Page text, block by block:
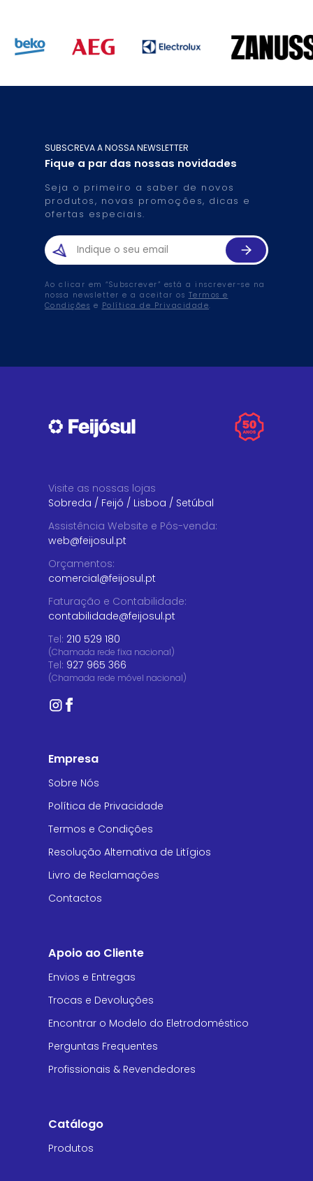
SUBSCREVA A NOSSA NEWSLETTER
Fique a par das nossas novidades
Seja o primeiro a saber de novos
produtos, novas promoções, dicas e
ofertas especiais.
Ao clicar em “Subscrever” está a inscrever-se na
nossa newsletter e a aceitar os Termos e
Condições e Política de Privacidade.
Visite as nossas lojas
Sobreda / Feijó / Lisboa / Setúbal
Assistência Website e Pós-venda:
web@feijosul.pt
Orçamentos:
comercial@feijosul.pt
Faturação e Contabilidade:
contabilidade@feijosul.pt
Tel: 210 529 180
(Chamada rede fixa nacional)
Tel: 927 965 366
(Chamada rede móvel nacional)
Empresa
Sobre Nós
Política de Privacidade
Termos e Condições
Resolução Alternativa de Litígios
Livro de Reclamações
Contactos
Apoio ao Cliente
Envios e Entregas
Trocas e Devoluções
Encontrar o Modelo do Eletrodoméstico
Perguntas Frequentes
Profissionais & Revendedores
Catálogo
Produtos